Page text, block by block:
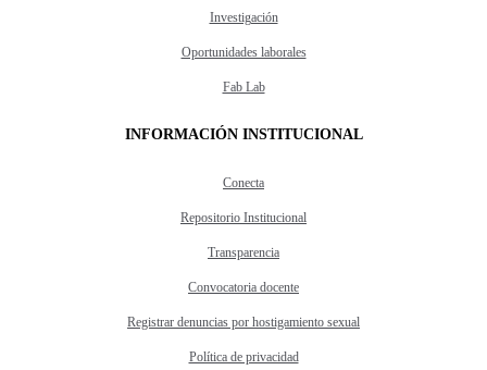
Investigación
Oportunidades laborales
Fab Lab
INFORMACIÓN INSTITUCIONAL
Conecta
Repositorio Institucional
Transparencia
Convocatoria docente
Registrar denuncias por hostigamiento sexual
Política de privacidad